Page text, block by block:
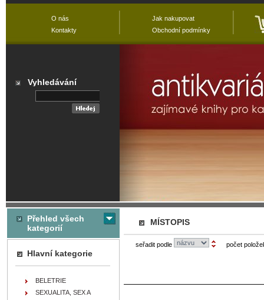
MÍSTOPIS
seřadit podle počet
Přehled všech
kategorií
Hlavní kategorie
BELETRIE
SEXUALITA, SEX A
O nás
Kontakty
Jak nakupovat
Obchodní podmínky
Vyhledávání